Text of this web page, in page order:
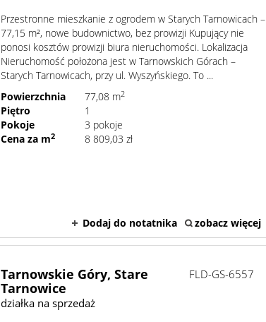
Przestronne mieszkanie z ogrodem w Starych Tarnowicach –
77,15 m², nowe budownictwo, bez prowizji Kupujący nie
ponosi kosztów prowizji biura nieruchomości. Lokalizacja
Nieruchomość położona jest w Tarnowskich Górach –
Starych Tarnowicach, przy ul. Wyszyńskiego. To ...
Powierzchnia
77,08 m2
Piętro
1
Pokoje
3 pokoje
Cena za m2 8 809,03 zł
Dodaj do notatnika zobacz więcej
Tarnowskie Góry, Stare
Tarnowice
działka na sprzedaż
FLD-GS-6557